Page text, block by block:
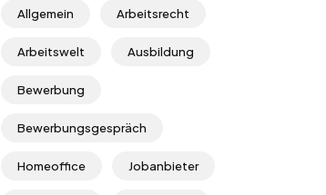
Allgemein Arbeitsrecht
Arbeitswelt Ausbildung
Bewerbung
Bewerbungsgespräch
Homeoffice Jobanbieter